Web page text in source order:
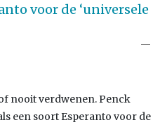
voor de ‘universele
nooit verdwenen. Penck
een soort Esperanto voor de